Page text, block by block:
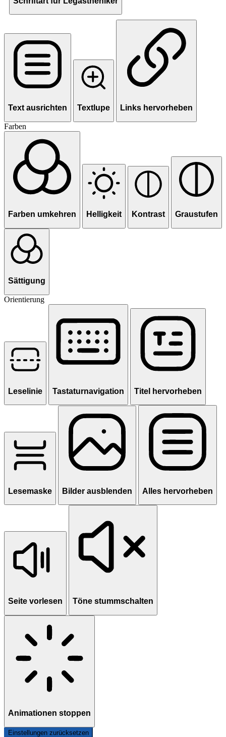
Text ausrichten Textlupe Links hervorheben
Farben
Farben umkehren Helligkeit Kontrast Graustufen
Sättigung
Orientierung
Leselinie Tastaturnavigation Titel hervorheben
Lesemaske Bilder ausblenden Alles hervorheben
Seite vorlesen Töne stummschalten
Animationen stoppen
Einstellungen zurücksetzen